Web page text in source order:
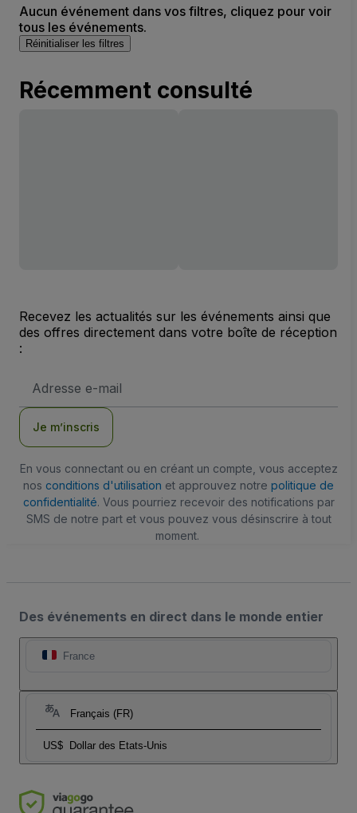
Aucun événement dans vos filtres, cliquez pour voir
tous les événements.
Réinitialiser les filtres
Récemment consulté
Recevez les actualités sur les événements ainsi que
des offres directement dans votre boîte de réception
:
e-
Je m’inscris
En vous connectant ou en créant un compte, vous acceptez
nos conditions d'utilisation et approuvez notre politique de
confidentialité. Vous pourriez recevoir des notifications par
SMS de notre part et vous pouvez vous désinscrire à tout
moment.
Des événements en direct dans le monde entier
France
Français (FR)
US$ Dollar des Etats-Unis